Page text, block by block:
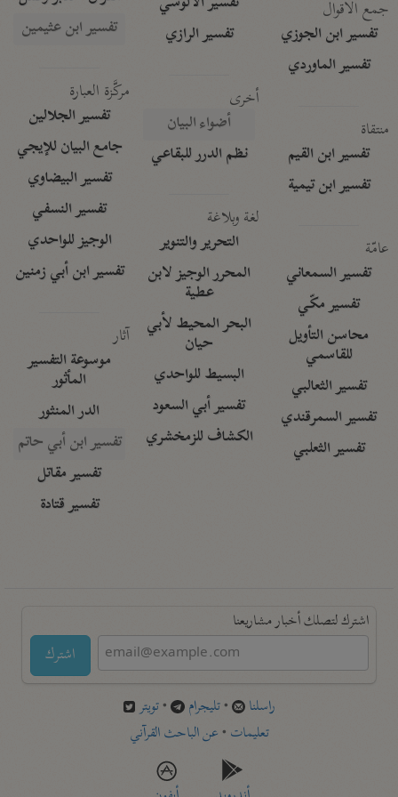
جمع الأقوال
تفسير ابن الجوزي
تفسير الماوردي
منتقاة
تفسير ابن القيم
تفسير ابن تيمية
عامّة
تفسير السمعاني
تفسير مكّي
محاسن التأويل
للقاسمي
تفسير الثعالبي
تفسير السمرقندي
تفسير الثعلبي
تفسير الرازي
أخرى
أضواء البيان
نظم الدرر للبقاعي
لغة وبلاغة
التحرير والتنوير
المحرر الوجيز لابن
عطية
البحر المحيط لأبي
حيان
البسيط للواحدي
تفسير أبي السعود
الكشاف للزمخشري
تفسير ابن عثيمين
مركَّزة العبارة
تفسير الجلالين
جامع البيان للإيجي
تفسير البيضاوي
تفسير النسفي
الوجيز للواحدي
تفسير ابن أبي زمنين
آثار
موسوعة التفسير
المأثور
الدر المنثور
تفسير ابن أبي حاتم
تفسير مقاتل
تفسير قتادة
اشترك لتصلك أخبار مشاريعنا
اشترك
راسلنا •تليجرام •تويتر
تعليمات •عن الباحث القرآني